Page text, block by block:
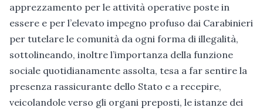
apprezzamento per le attività operative poste in
essere e per l’elevato impegno profuso dai Carabinieri
per tutelare le comunità da ogni forma di illegalità,
sottolineando, inoltre l’importanza della funzione
sociale quotidianamente assolta, tesa a far sentire la
presenza rassicurante dello Stato e a recepire,
veicolandole verso gli organi preposti, le istanze dei